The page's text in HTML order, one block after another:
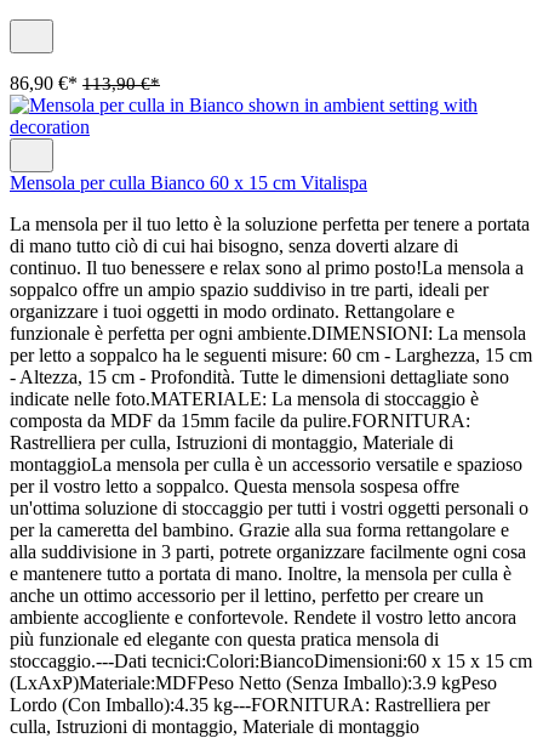
86,90 €* 113,90 €*
Mensola per culla Bianco 60 x 15 cm Vitalispa
La mensola per il tuo letto è la soluzione perfetta per tenere a portata
di mano tutto ciò di cui hai bisogno, senza doverti alzare di
continuo. Il tuo benessere e relax sono al primo posto!La mensola a
soppalco offre un ampio spazio suddiviso in tre parti, ideali per
organizzare i tuoi oggetti in modo ordinato. Rettangolare e
funzionale è perfetta per ogni ambiente.DIMENSIONI: La mensola
per letto a soppalco ha le seguenti misure: 60 cm - Larghezza, 15 cm
- Altezza, 15 cm - Profondità. Tutte le dimensioni dettagliate sono
indicate nelle foto.MATERIALE: La mensola di stoccaggio è
composta da MDF da 15mm facile da pulire.FORNITURA:
Rastrelliera per culla, Istruzioni di montaggio, Materiale di
montaggioLa mensola per culla è un accessorio versatile e spazioso
per il vostro letto a soppalco. Questa mensola sospesa offre
un'ottima soluzione di stoccaggio per tutti i vostri oggetti personali o
per la cameretta del bambino. Grazie alla sua forma rettangolare e
alla suddivisione in 3 parti, potrete organizzare facilmente ogni cosa
e mantenere tutto a portata di mano. Inoltre, la mensola per culla è
anche un ottimo accessorio per il lettino, perfetto per creare un
ambiente accogliente e confortevole. Rendete il vostro letto ancora
più funzionale ed elegante con questa pratica mensola di
stoccaggio.---Dati tecnici:Colori:BiancoDimensioni:60 x 15 x 15 cm
(LxAxP)Materiale:MDFPeso Netto (Senza Imballo):3.9 kgPeso
Lordo (Con Imballo):4.35 kg---FORNITURA: Rastrelliera per
culla, Istruzioni di montaggio, Materiale di montaggio